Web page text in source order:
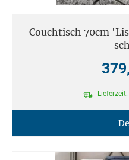
Couchtisch 70cm